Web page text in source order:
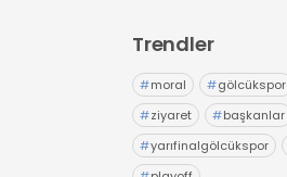
Trendler
#moral #gölcükspor
#ziyaret #başkanlar
#yarıfinalgölcükspor